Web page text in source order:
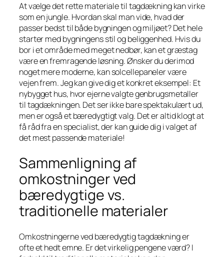
At vælge det rette materiale til tagdækning kan virke
som en jungle. Hvordan skal man vide, hvad der
passer bedst til både bygningen og miljøet? Det hele
starter med bygningens stil og beliggenhed. Hvis du
bor i et område med meget nedbør, kan et græstag
være en fremragende løsning. Ønsker du derimod
noget mere moderne, kan solcellepaneler være
vejen frem. Jeg kan give dig et konkret eksempel: Et
nybygget hus, hvor ejerne valgte genbrugsmetaller
til tagdækningen. Det ser ikke bare spektakulært ud,
men er også et bæredygtigt valg. Det er altid klogt at
få råd fra en specialist, der kan guide dig i valget af
det mest passende materiale!
Sammenligning af
omkostninger ved
bæredygtige vs.
traditionelle materialer
Omkostningerne ved bæredygtig tagdækning er
ofte et hedt emne. Er det virkelig pengene værd? I